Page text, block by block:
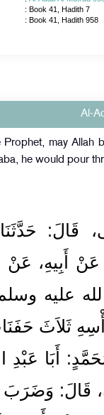
: Book 41, Hadith 7
: Book 41, Hadith 958
Al-
may Allah
he would pour
قَالَ‏:‏
عَنْ أَبِيهِ،
عليه
ثَلاَثَ
أَبَا عَبْدِ
قَالَ‏:‏